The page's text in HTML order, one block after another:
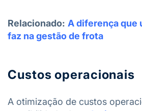
Relacionado: A diferença que
faz na gestão de frota
Custos operacionais
A otimização de custos